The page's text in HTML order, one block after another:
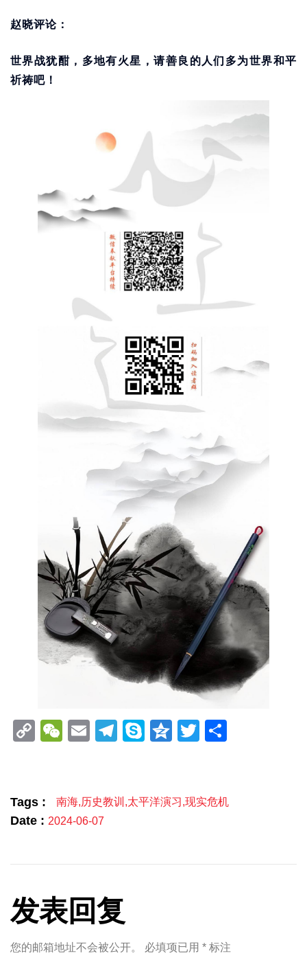
赵晓评论：
世界战犹酣，多地有火星，请善良的人们多为世界和平
祈祷吧！
CopyWeChat
EmailTelegram
SkypeQzoneTwitter
Tags : 南海,历史教训 ,太平洋演习,现实危机
Date : 2024-06-07
发表回复
您的邮箱地址不会被公开。 必填项已用 * 标注